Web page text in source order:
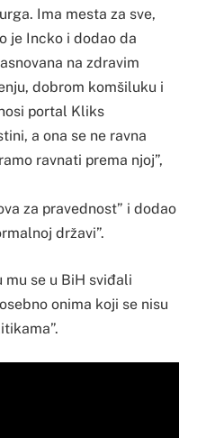
Ima mesta za sve,
je Incko i dodao da
na zdravim
dobrom komšiluku i
portal Kliks
a ona se ne ravna
ravnati prema njoj”,
za pravednost” i dodao
državi”.
mu se u BiH sviđali
onima koji se nisu